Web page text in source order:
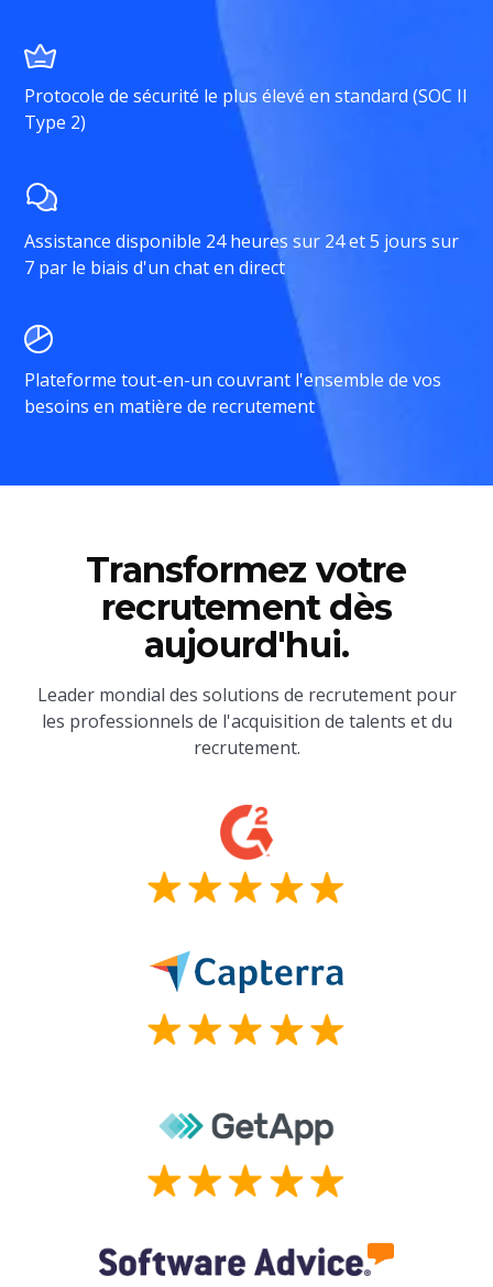
Protocole de sécurité le plus élevé en standard (SOC II
Type 2)
Assistance disponible 24 heures sur 24 et 5 jours sur
7 par le biais d'un chat en direct
Plateforme tout-en-un couvrant l'ensemble de vos
besoins en matière de recrutement
Transformez votre
recrutement dès
aujourd'hui.
Leader mondial des solutions de recrutement pour
les professionnels de l'acquisition de talents et du
recrutement.